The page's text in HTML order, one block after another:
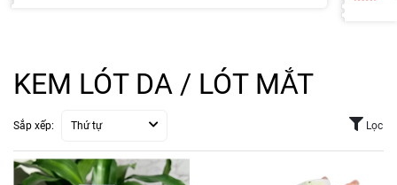
KEM LÓT DA / LÓT MẮT
Sắp xếp: Thứ tự Lọc